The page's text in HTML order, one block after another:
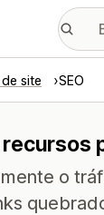
site SEO
o